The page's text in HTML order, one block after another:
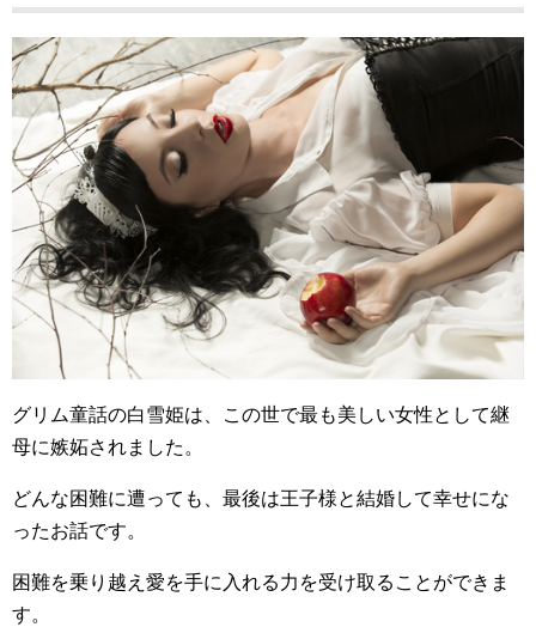
グリム童話の白雪姫は、この世で最も美しい女性として継
母に嫉妬されました。
どんな困難に遭っても、最後は王子様と結婚して幸せにな
ったお話です。
困難を乗り越え愛を手に入れる力を受け取ることができま
す。